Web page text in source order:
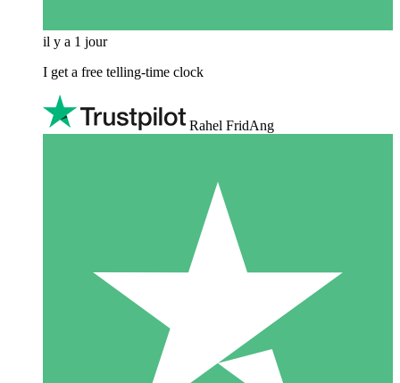
il y a 1 jour
I get a free telling-time clock
Rahel FridAng